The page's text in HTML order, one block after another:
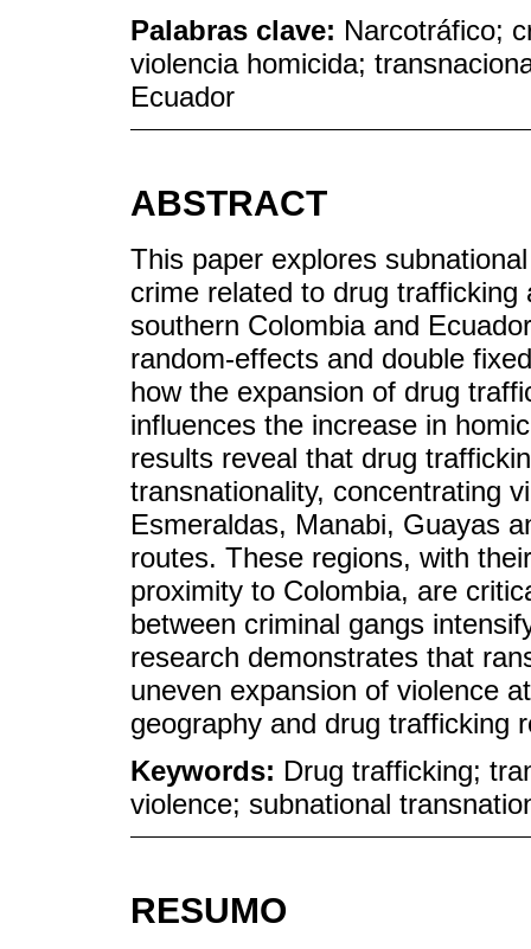
Palabras clave: Narcotráfico;
violencia homicida;
Ecuador
ABSTRACT
This paper explores
crime related to drug
southern Colombia and
random-effects and double
how the expansion of drug
influences the increase in
results reveal that drug
transnationality, concentrating
Esmeraldas, Manabi, Guayas
routes. These regions, with
proximity to Colombia, are
between criminal gangs
research demonstrates that
uneven expansion of violence
geography and drug trafficking
Keywords: Drug trafficking;
violence; subnational
RESUMO